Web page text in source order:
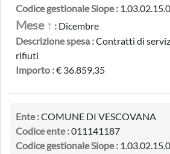
Codice gestionale Siope :
Mese ↑ : Dicembre
Descrizione spesa :Contratti di
rifiuti
Importo :€ 36.859,35
Ente :COMUNE DI VESCOVANA
Codice ente :011141187
Codice gestionale Siope :